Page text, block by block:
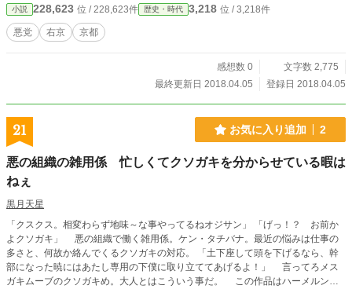
小説 228,623 位 / 228,623件 歴史・時代 3,218 位 / 3,218件
悪党 右京 京都
感想数 0
文字数 2,775
最終更新日 2018.04.05
登録日 2018.04.05
21 お気に入り追加 2
悪の組織の雑用係 忙しくてクソガキを分からせている暇は
ねぇ
黒月天星
「クスクス。相変わらず地味～な事やってるねオジサン」 「げっ！？ お前か
よクソガキ」 悪の組織で働く雑用係。ケン・タチバナ。最近の悩みは仕事の
多さと、何故か絡んでくるクソガキの対応。 「土下座して頭を下げるなら、幹
部になった暁にはあたし専用の下僕に取り立ててあげるよ！」 言ってろメス
ガキムーブのクソガキめ。大人とはこういう事だ。 この作品はハーメルンに